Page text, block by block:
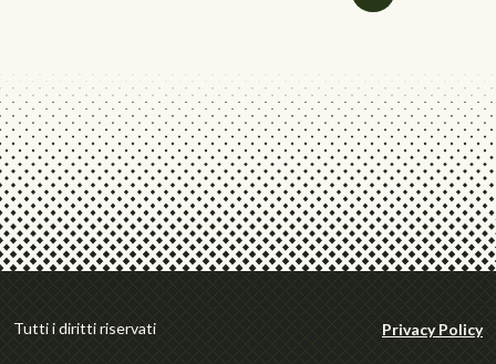
Tutti i diritti riservati Privacy Policy